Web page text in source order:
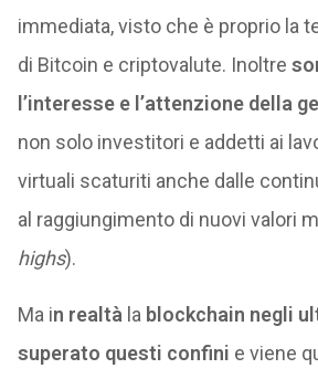
immediata, visto che è proprio la
di Bitcoin e criptovalute. Inoltre
l’interesse e l’attenzione della
non solo investitori e addetti ai
virtuali scaturiti anche dalle
al raggiungimento di nuovi valori
highs).
Ma in realtà la blockchain negli
superato questi confini e viene